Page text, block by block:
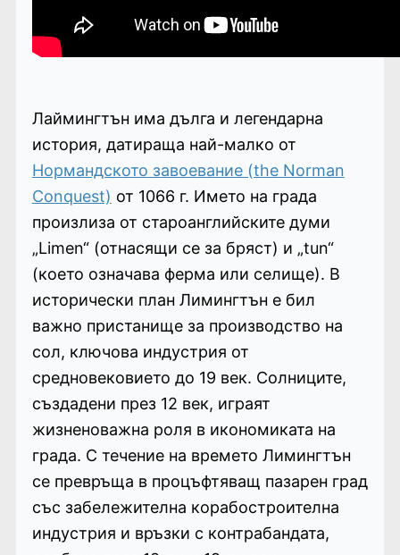
Лаймингтън има дълга и легендарна
история, датираща най-малко от
Нормандското завоевание (the Norman
Conquest) от 1066 г. Името на града
произлиза от староанглийските думи
„Limen“ (отнасящи се за бряст) и „tun“
(което означава ферма или селище). В
исторически план Лимингтън е бил
важно пристанище за производство на
сол, ключова индустрия от
средновековието до 19 век. Солниците,
създадени през 12 век, играят
жизненоважна роля в икономиката на
града. С течение на времето Лимингтън
се превръща в процъфтяващ пазарен град
със забележителна корабостроителна
индустрия и връзки с контрабандата,